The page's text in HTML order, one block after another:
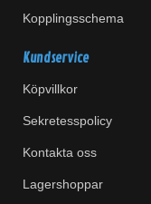
Kopplingsschema
Kundservice
Köpvillkor
Sekretesspolicy
Kontakta oss
Lagershoppar